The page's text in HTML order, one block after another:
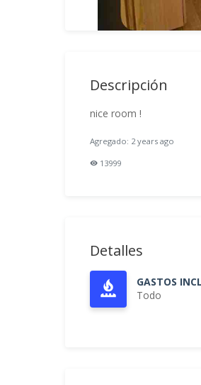
Descripción
nice room !
Agregado: 2 years ago
13999
Detalles
GASTOS
Todo